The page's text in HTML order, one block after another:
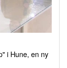
i Hune, en ny